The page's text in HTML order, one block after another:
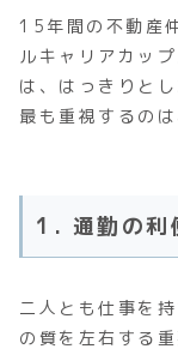
15年間の不動産
ルキャリアカッ
は、はっきりと
最も重視するの
1. 通勤の利
二人とも仕事を
の質を左右する